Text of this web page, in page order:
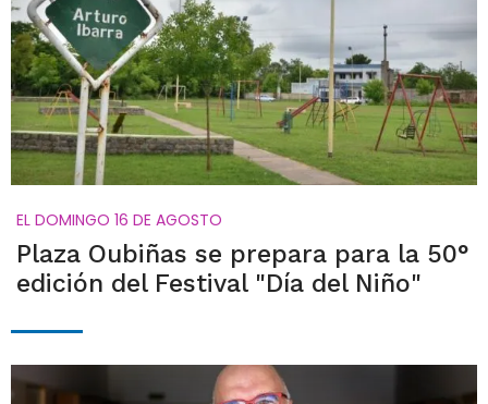
EL DOMINGO 16 DE AGOSTO
Plaza Oubiñas se prepara para la 50°
edición del Festival "Día del Niño"